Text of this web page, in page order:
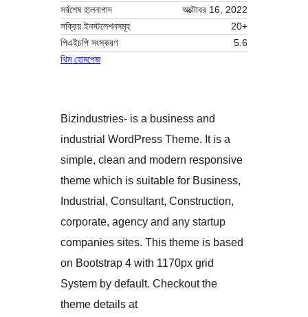
সর্বশেষ হালনাগাদ
অক্টোবর 16, 2022
সক্রিয় ইনস্টলেশনসমূহ
20+
পিএইচপি সংস্করণ
5.6
থিম হোমপেজ
Bizindustries- is a business and
industrial WordPress Theme. It is a
simple, clean and modern responsive
theme which is suitable for Business,
Industrial, Consultant, Construction,
corporate, agency and any startup
companies sites. This theme is based
on Bootstrap 4 with 1170px grid
System by default. Checkout the
theme details at